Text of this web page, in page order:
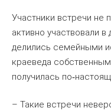
Участники встречи не
активно участвовали в
делились семейными
краеведа
получилась по‑
– Такие встречи